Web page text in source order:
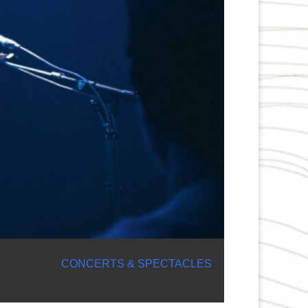
CONCERTS & SPECTACLES